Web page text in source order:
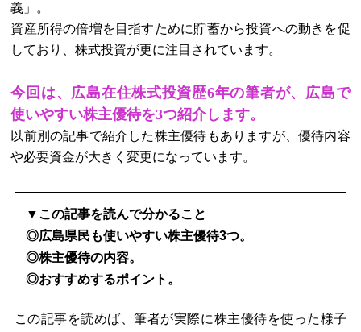
義」。
資産所得の倍増を目指すために貯蓄から投資への動きを促
しており、株式投資が更に注目されています。
今回は、広島在住株式投資歴6年の筆者が、広島で
使いやすい株主優待を3つ紹介します。
以前別の記事で紹介した株主優待もありますが、優待内容
や必要資金が大きく変更になっています。
▼この記事を読んで分かること
◎広島県民も使いやすい株主優待3つ。
◎株主優待の内容。
◎おすすめするポイント。
この記事を読めば、筆者が実際に株主優待を使った様子